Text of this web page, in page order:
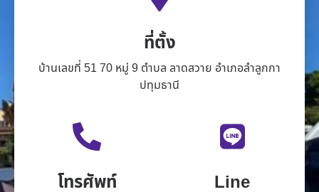
ที่ตั้ง
บ้านเลขที่ 51 70 หมู่ 9 ตำบล ลาดสวาย อำเภอลำลูกกา
ปทุมธานี
โทรศัพท์ Line